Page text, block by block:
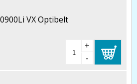
VX Optibelt
+
-